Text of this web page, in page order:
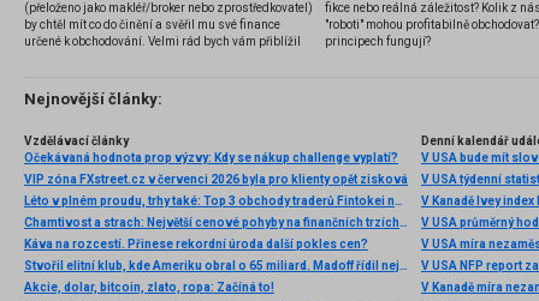
(přeloženo jako makléř/broker nebo zprostředkovatel)
by chtěl mít co do činění a svěřil mu své finance
určené k obchodování. Velmi rád bych vám přiblížil
několik příkladů nejznámějších z nich.
fikce nebo reálná záležitost? Kolik z
"roboti" mohou profitabilně
principech fungují?
Nejnovější články:
Vzdělávací články
Očekávaná hodnota prop výzvy: Kdy se nákup challenge vyplatí?
VIP zóna FXstreet.cz v červenci 2026 byla pro klienty opět zisková
Léto v plném proudu, trhy také: Top 3 obchody traderů Fintokei na indexech a zlatě
Chamtivost a strach: Největší cenové pohyby na finančních trzích (červenec 2026)
Káva na rozcestí. Přinese rekordní úroda další pokles cen?
Stvořil elitní klub, kde Ameriku obral o 65 miliard. Madoff řídil největší Ponzi dějin
Akcie, dolar, bitcoin, zlato, ropa: Začíná to!
Denní kalendář
V USA bude mít
V USA týdenní
V Kanadě Ivey index
V USA průměrný
V USA míra
V USA NFP report
V Kanadě míra